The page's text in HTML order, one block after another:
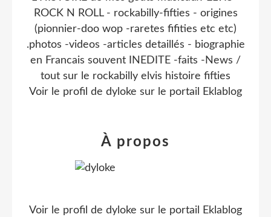
ROCK N ROLL - rockabilly-fifties - origines
(pionnier-doo wop -raretes fifities etc etc)
.photos -videos -articles detaillés - biographie
en Francais souvent INEDITE -faits -News /
tout sur le rockabilly elvis histoire fifties
Voir le profil de dyloke sur le portail Eklablog
À propos
Voir le profil de dyloke sur le portail Eklablog